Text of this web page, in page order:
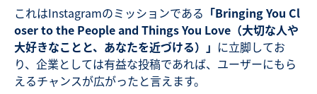
これはInstagramのミッションである 「Bringing You Cl
oser to the People and Things You Love（大切な人や
大好きなことと、あなたを近づける）」 に立脚してお
り、企業としては有益な投稿であれば、ユーザーにもら
えるチャンスが広がったと言えます。